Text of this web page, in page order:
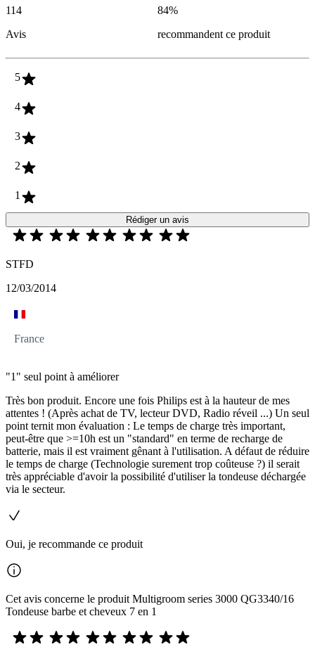
114
Avis
84%
recommandent ce produit
5
4
3
2
1
Rédiger un avis
STFD
12/03/2014
France
"1" seul point à améliorer
Très bon produit. Encore une fois Philips est à la hauteur de mes
attentes ! (Après achat de TV, lecteur DVD, Radio réveil ...) Un seul
point ternit mon évaluation : Le temps de charge très important,
peut-être que >=10h est un "standard" en terme de recharge de
batterie, mais il est vraiment gênant à l'utilisation. A défaut de réduire
le temps de charge (Technologie surement trop coûteuse ?) il serait
très appréciable d'avoir la possibilité d'utiliser la tondeuse déchargée
via le secteur.
Oui, je recommande ce produit
Cet avis concerne le produit Multigroom series 3000 QG3340/16
Tondeuse barbe et cheveux 7 en 1